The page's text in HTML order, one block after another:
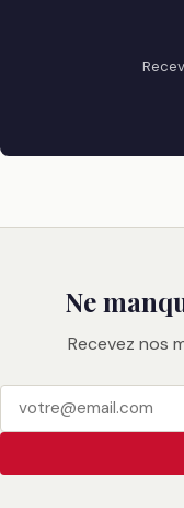
Ne
Recevez nos